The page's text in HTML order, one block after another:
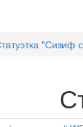
"Сизиф